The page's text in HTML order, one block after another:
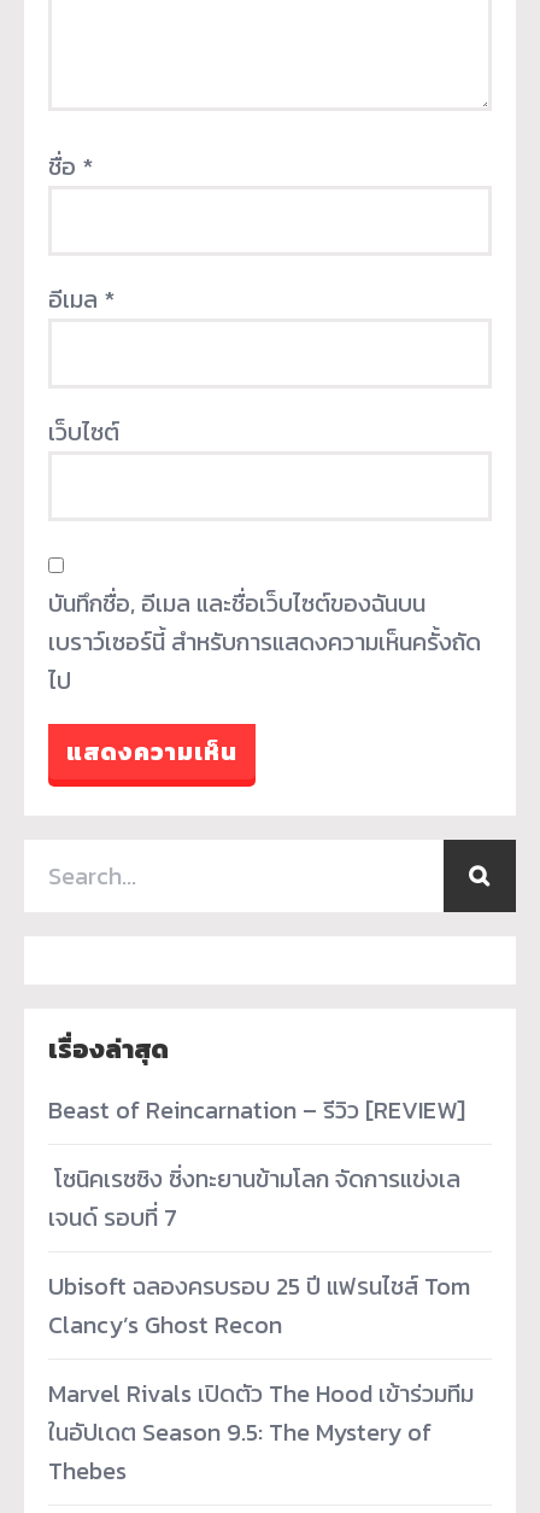
ชื่อ *
อีเมล *
เว็บไซต์
บันทึกชื่อ, อีเมล และชื่อเว็บไซต์ของฉันบน
เบราว์เซอร์นี้ สำหรับการแสดงความเห็นครั้งถัด
ไป
เรื่องล่าสุด
Beast of Reincarnation – รีวิว [REVIEW]
­ โซนิคเรซซิง ซิ่งทะยานข้ามโลก จัดการแข่งเล
เจนด์ รอบที่ 7
Ubisoft ฉลองครบรอบ 25 ปี แฟรนไชส์ Tom
Clancy’s Ghost Recon
Marvel Rivals เปิดตัว The Hood เข้าร่วมทีม
ในอัปเดต Season 9.5: The Mystery of
Thebes